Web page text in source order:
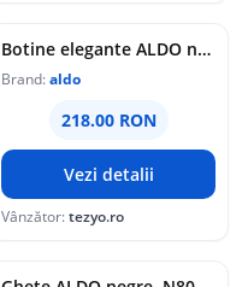
Botine elegante ALDO negre, 2231, din piele intoarsa
Brand:aldo
218.00 RON
Vezi detalii
Vânzător:tezyo.ro